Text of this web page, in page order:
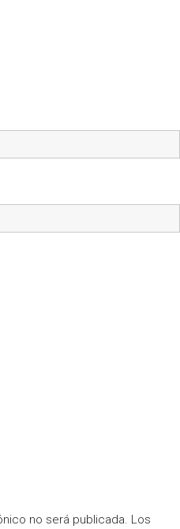
no será publicada. Los